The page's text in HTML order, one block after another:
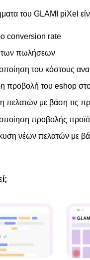
του GLAMI piXel
conversion rate
πωλήσεων
του κόστους
προβολή του eshop
πελατών με βάση τις
προβολής
νέων πελατών με